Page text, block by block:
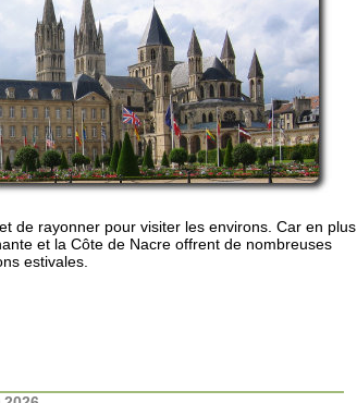
de rayonner pour visiter les environs. Car en plus
et la Côte de Nacre offrent de nombreuses
estivales.